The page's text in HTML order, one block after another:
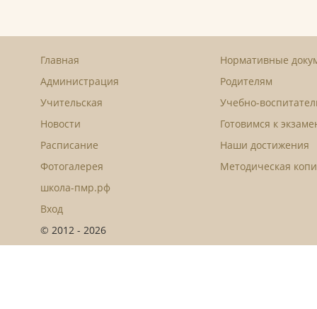
Главная
Администрация
Учительская
Новости
Расписание
Фотогалерея
школа-пмр.рф
Вход
Нормативные
Родителям
Учебно-
Готовимся к
Наши достижения
Методическая
© 2012 - 2026